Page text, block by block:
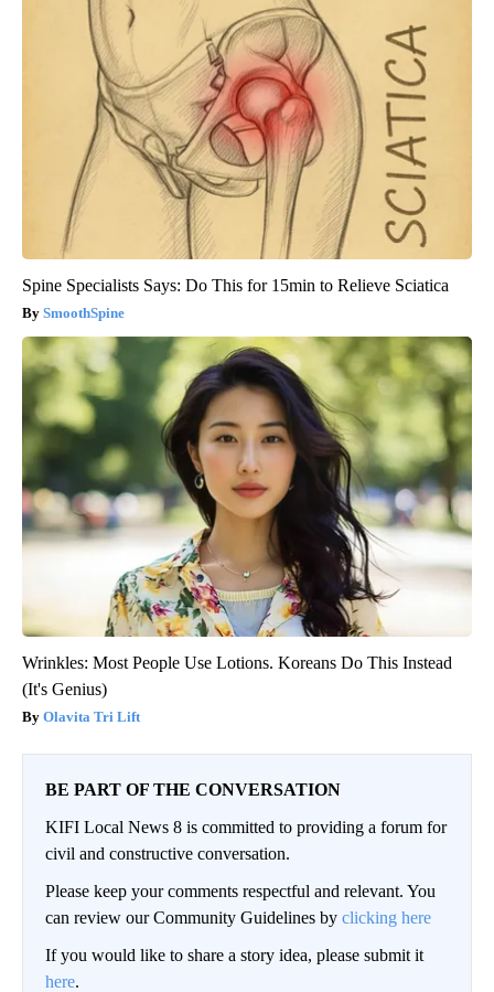
Spine Specialists Says: Do This for 15min to Relieve Sciatica
SmoothSpine
Wrinkles: Most People Use Lotions. Koreans Do This Instead
(It's Genius)
Olavita Tri Lift
BE PART OF THE CONVERSATION
KIFI Local News 8 is committed to providing a forum for
civil and constructive conversation.
Please keep your comments respectful and relevant. You
can review our Community Guidelines by clicking here
If you would like to share a story idea, please submit it
here.